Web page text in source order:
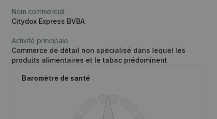
Nom commercial
Citydox Express BVBA
Activité principale
Commerce de détail non spécialisé dans lequel les
produits alimentaires et le tabac prédominent
Baromètre de santé